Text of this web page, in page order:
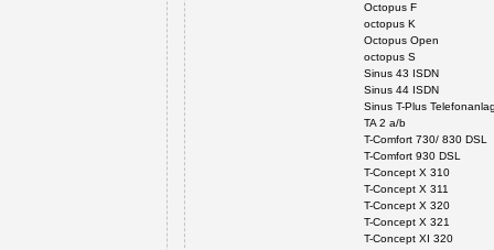
Octopus F
octopus K
Octopus Open
octopus S
Sinus 43 ISDN
Sinus 44 ISDN
Sinus T-Plus
TA 2 a/b
T-Comfort 730/ 830 DSL
T-Comfort 930 DSL
T-Concept X 310
T-Concept X 311
T-Concept X 320
T-Concept X 321
T-Concept XI 320